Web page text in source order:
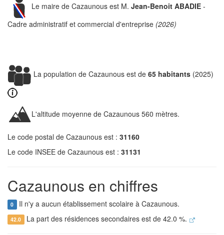
Le maire de Cazaunous est M. Jean-Benoit ABADIE -
Cadre administratif et commercial d'entreprise (2026)
La population de Cazaunous est de 65 habitants (2025)
L'altitude moyenne de Cazaunous 560 mètres.
Le code postal de Cazaunous est : 31160
Le code INSEE de Cazaunous est : 31131
Cazaunous en chiffres
0 Il n'y a aucun établissement scolaire à Cazaunous.
42.0 La part des résidences secondaires est de 42.0 %.